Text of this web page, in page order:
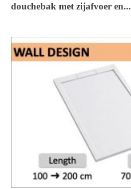
douchebak met zijafvoer en...